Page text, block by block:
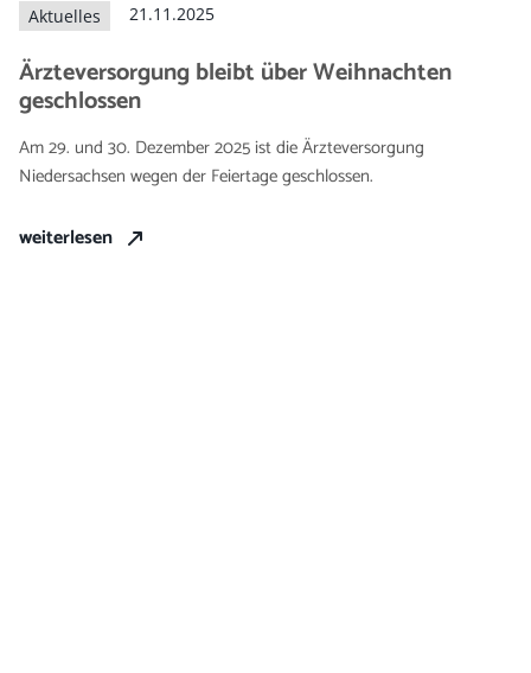
Aktuelles 21.11.2025
Ärzteversorgung bleibt über Weihnachten
geschlossen
Am 29. und 30. Dezember 2025 ist die Ärzteversorgung
Niedersachsen wegen der Feiertage geschlossen.
weiterlesen